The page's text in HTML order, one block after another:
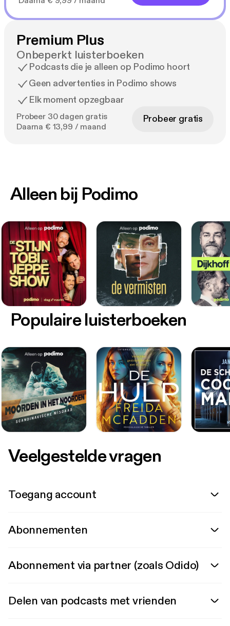
Premium Plus
Onbeperkt luisterboeken
Podcasts die je alleen op Podimo hoort
Geen advertenties in Podimo shows
Elk moment opzegbaar
Probeer 30 dagen gratis
Daarna € 13,99 / maand
Probeer gratis
Alleen bij Podimo
Populaire luisterboeken
Veelgestelde vragen
Toegang account
Abonnementen
Abonnement via partner (zoals Odido)
Delen van podcasts met vrienden